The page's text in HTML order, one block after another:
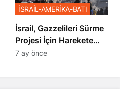
İsrail, Gazzelileri Sürme
Projesi İçin Harekete
Geçti
İSRAİL-AMERİKA-BATI
7 ay önce